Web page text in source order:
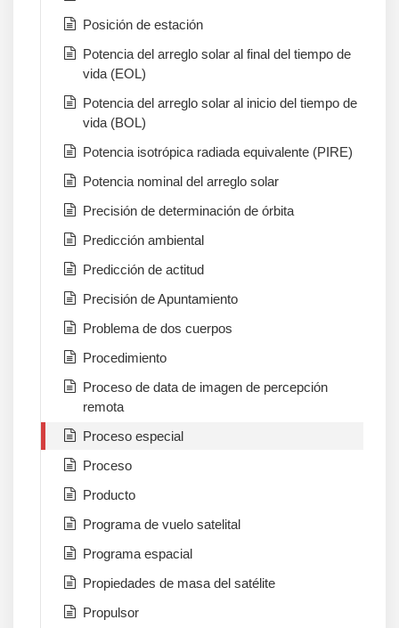
Posición de estación
Potencia del arreglo solar al final del tiempo de
vida (EOL)
Potencia del arreglo solar al inicio del tiempo de
vida (BOL)
Potencia isotrópica radiada equivalente (PIRE)
Potencia nominal del arreglo solar
Precisión de determinación de órbita
Predicción ambiental
Predicción de actitud
Precisión de Apuntamiento
Problema de dos cuerpos
Procedimiento
Proceso de data de imagen de percepción
remota
Proceso especial
Proceso
Producto
Programa de vuelo satelital
Programa espacial
Propiedades de masa del satélite
Propulsor